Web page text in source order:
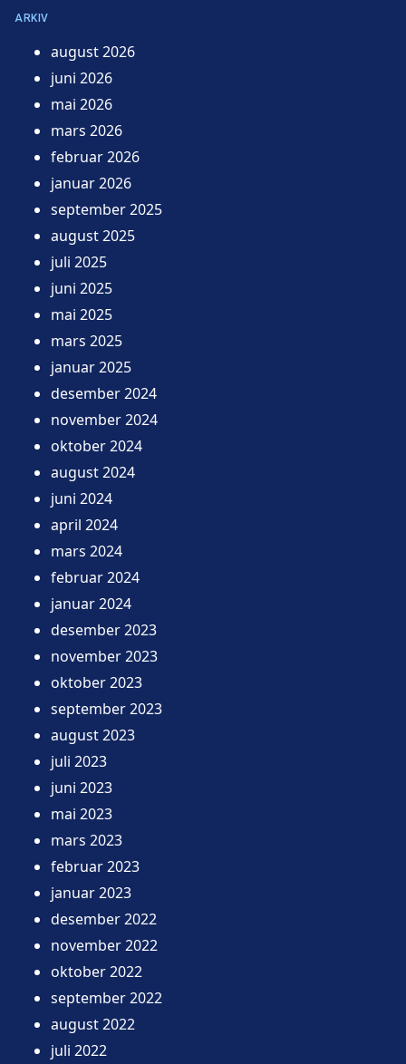
ARKIV
august 2026
juni 2026
mai 2026
mars 2026
februar 2026
januar 2026
september 2025
august 2025
juli 2025
juni 2025
mai 2025
mars 2025
januar 2025
desember 2024
november 2024
oktober 2024
august 2024
juni 2024
april 2024
mars 2024
februar 2024
januar 2024
desember 2023
november 2023
oktober 2023
september 2023
august 2023
juli 2023
juni 2023
mai 2023
mars 2023
februar 2023
januar 2023
desember 2022
november 2022
oktober 2022
september 2022
august 2022
juli 2022